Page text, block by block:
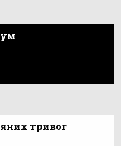
тривог